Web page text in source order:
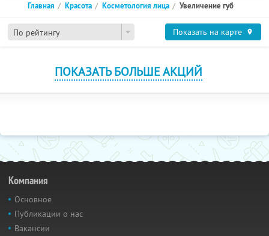
По рейтингу
Главная Красота Косметология лица Увеличение губ
Показать на карте
ПОКАЗАТЬ БОЛЬШЕ АКЦИЙ
Компания
Основное
Публикации о нас
Вакансии